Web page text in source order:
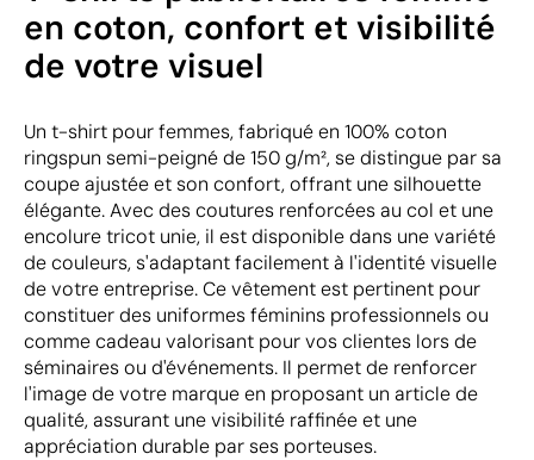
en coton, confort et visibilité
de votre visuel
Un t-shirt pour femmes, fabriqué en 100% coton
ringspun semi-peigné de 150 g/m², se distingue par sa
coupe ajustée et son confort, offrant une silhouette
élégante. Avec des coutures renforcées au col et une
encolure tricot unie, il est disponible dans une variété
de couleurs, s'adaptant facilement à l'identité visuelle
de votre entreprise. Ce vêtement est pertinent pour
constituer des uniformes féminins professionnels ou
comme cadeau valorisant pour vos clientes lors de
séminaires ou d'événements. Il permet de renforcer
l'image de votre marque en proposant un article de
qualité, assurant une visibilité raffinée et une
appréciation durable par ses porteuses.